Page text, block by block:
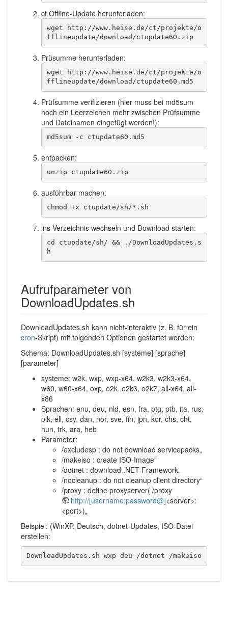
ct Offline-Update herunterladen:
wget http://www.heise.de/ct/projekte/o
fflineupdate/download/ctupdate60.zip
Prüsumme herunterladen:
wget http://www.heise.de/ct/projekte/o
fflineupdate/download/ctupdate60.md5
Prüfsumme verifizieren (hier muss bei md5sum
noch ein Leerzeichen mehr zwischen Prüfsumme
und Dateinamen eingefügt werden!):
md5sum -c ctupdate60.md5
entpacken:
unzip ctupdate60.zip
ausführbar machen:
chmod +x ctupdate/sh/*.sh
ins Verzeichnis wechseln und Download starten:
cd ctupdate/sh/ && ./DownloadUpdates.s
h
Aufrufparameter von
DownloadUpdates.sh
DownloadUpdates.sh kann nicht-interaktiv (z. B. für ein
cron-Skript) mit folgenden Optionen gestartet werden:
Schema: DownloadUpdates.sh [systeme] [sprache]
[parameter]
systeme: w2k, wxp, wxp-x64, w2k3, w2k3-x64,
w60, w60-x64, oxp, o2k, o2k3, o2k7, all-x64, all-
x86
Sprachen: enu, deu, nld, esn, fra, ptg, ptb, ita, rus,
plk, ell, csy, dan, nor, sve, fin, jpn, kor, chs, cht,
hun, trk, ara, heb
Parameter:
/excludesp : do not download servicepacks„
/makeiso : create ISO-Image“
/dotnet : download .NET-Framework„
/nocleanup : do not cleanup client directory“
/proxy : define proxyserver( /proxy
http://[username:password@]<server>:
<port>)„
Beispiel: (WinXP, Deutsch, dotnet-Updates, ISO-Datei
erstellen:
DownloadUpdates.sh wxp deu /dotnet /makeiso